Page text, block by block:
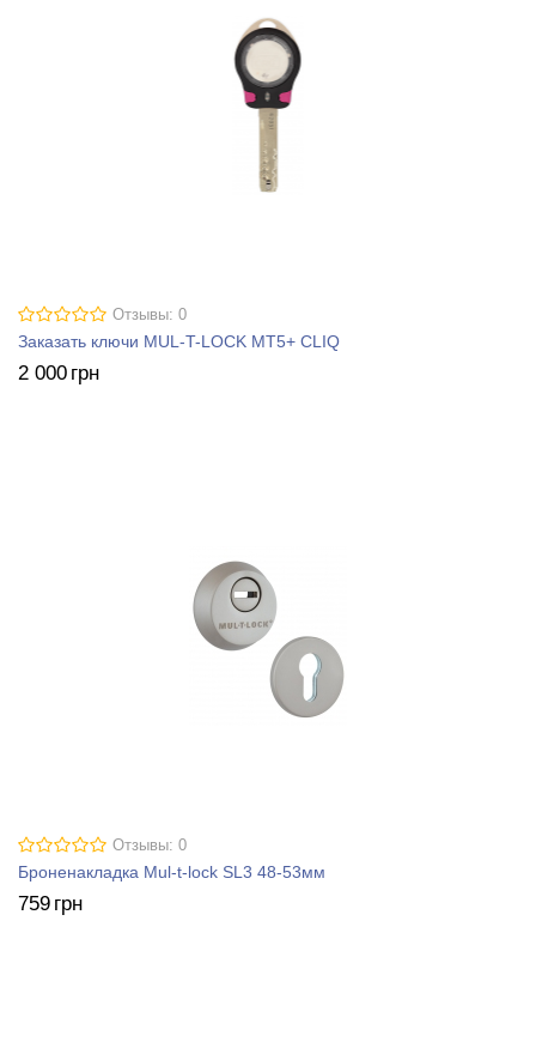
Отзывы: 0
Заказать ключи MUL-T-LOCK MT5+ CLIQ
2 000 грн
Отзывы: 0
Броненакладка Mul-t-lock SL3 48-53мм
759 грн